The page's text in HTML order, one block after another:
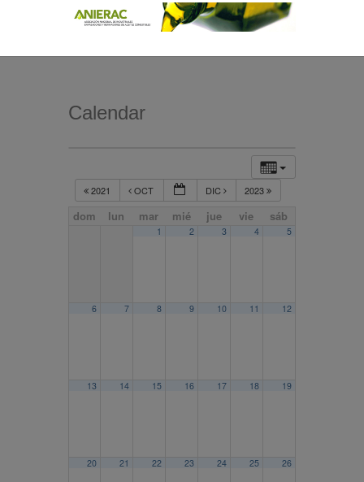
Calendar
2021 OCT DIC 2023
dom lun mar mié jue vie sáb
1 2 3 4 5
6 7 8 9 10 11 12
13 14 15 16 17 18 19
20 21 22 23 24 25 26